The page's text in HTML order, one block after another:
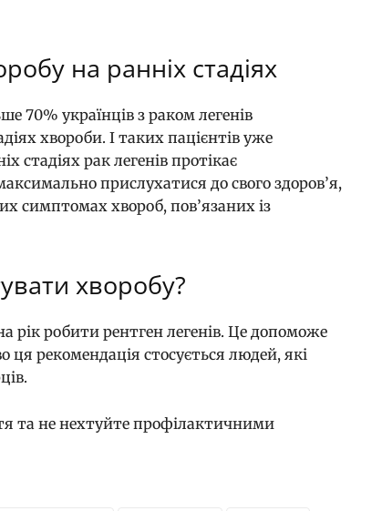
на ранніх стадіях
70% українців з раком легенів
хвороби. І таких пацієнтів уже
стадіях рак легенів протікає
прислухатися до свого здоров’я,
симптомах хвороб, пов’язаних із
хворобу?
робити рентген легенів. Це допоможе
ця рекомендація стосується людей, які
та не нехтуйте профілактичними